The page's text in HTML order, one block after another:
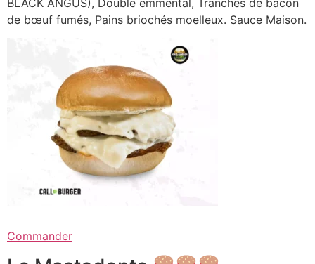
de bœuf fumés, Pains briochés moelleux. Sauce Maison.
Commander